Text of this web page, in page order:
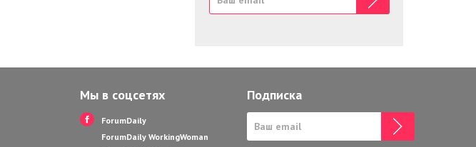
Мы в соцсетях
ForumDaily
ForumDaily WorkingWoman
Подписка